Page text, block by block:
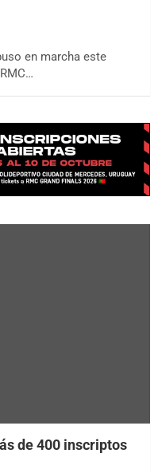
en marcha este
de 400 inscriptos